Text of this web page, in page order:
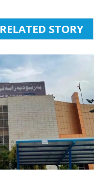
RELATED STORY